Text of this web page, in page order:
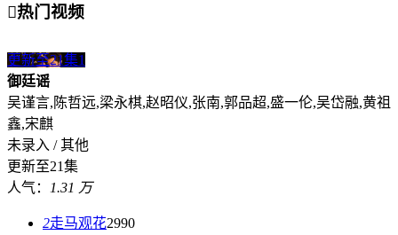
热门视频
更新至21集1
御廷谣
吴谨言,陈哲远,梁永棋,赵昭仪,张南,郭品超,盛一伦,吴岱融,黄祖
鑫,宋麒
未录入 / 其他
更新至21集
人气：
1.31 万
2走马观花2990